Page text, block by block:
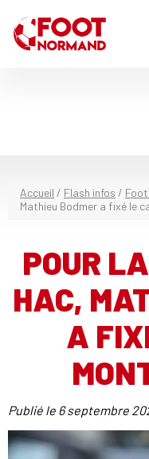
Accueil / Flash infos /
Mathieu Bodmer a fixé le
POUR
HAC,
A
Publié le 6 septembre